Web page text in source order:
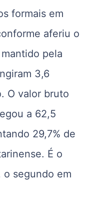
formais em
aferiu o
pela
3,6
O valor bruto
a 62,5
29,7% de
É o
segundo em